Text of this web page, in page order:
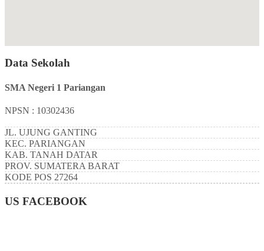
Data Sekolah
SMA Negeri 1 Pariangan
NPSN : 10302436
JL. UJUNG GANTING
KEC. PARIANGAN
KAB. TANAH DATAR
PROV. SUMATERA BARAT
KODE POS 27264
US FACEBOOK